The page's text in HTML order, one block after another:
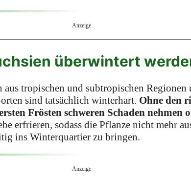
Anzeige
überwintert
tropischen und subtropischen Regionen
sind tatsächlich winterhart. Ohne den
Frösten schweren Schaden nehmen
erfrieren, sodass die Pflanze nicht mehr
ins Winterquartier zu bringen.
Anzeige